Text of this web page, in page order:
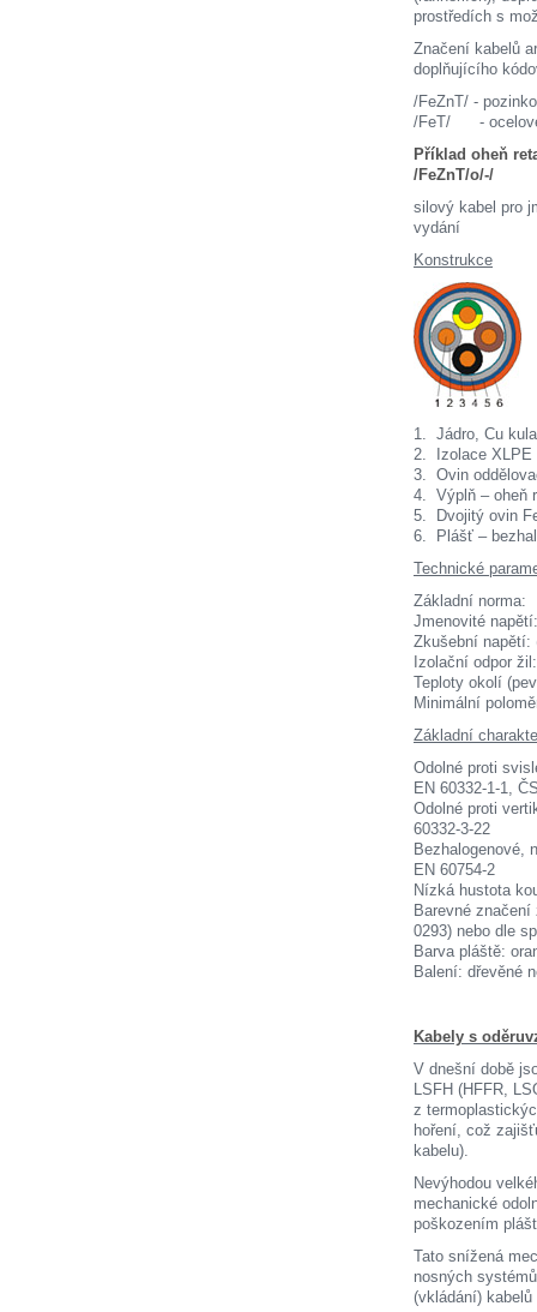
prostředích s
Značení kabelů
doplňujícího
/FeZnT/ -
/FeT/ -
Příklad oheň
/FeZnT/o/-/
silový kabel pro
vydání
Konstrukce
1. Jádro, Cu
2. Izolace XLPE
3. Ovin
4. Výplň – oheň
5. Dvojitý ovin
6. Plášť –
Technické
Základní
Jmenovité
Zkušební
Izolační
Teploty okolí
Minimální
Základní
Odolné proti
EN 60332-1-1,
Odolné proti
60332-3-22
Bezhalogenové,
EN 60754-2
Nízká hustota
Barevné
0293) nebo dle
Barva pláště:
Balení: dřevěné
Kabely s
V dnešní době
LSFH (HFFR,
z
hoření, což
kabelu).
Nevýhodou
mechanické
poškozením
Tato snížená
nosných
(vkládání)